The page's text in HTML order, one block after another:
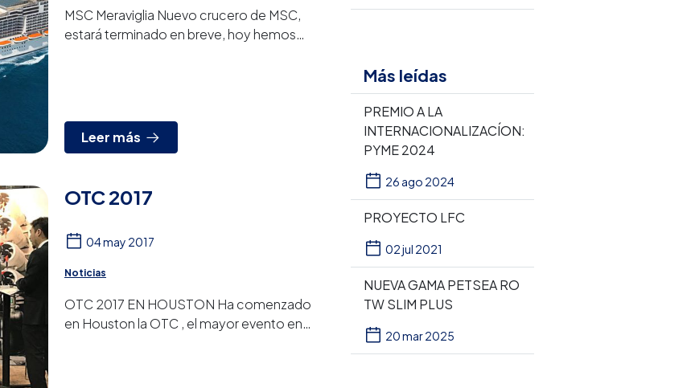
Más leídas
PREMIO A LA
INTERNACIONALIZACÍON:
PYME 2024
26 ago 2024
PROYECTO LFC
02 jul 2021
NUEVA GAMA PETSEA RO
TW SLIM PLUS
20 mar 2025
MSC Meraviglia Nuevo crucero de MSC,
estará terminado en breve, hoy hemos
Leer más
OTC 2017
04 may 2017
Noticias
OTC 2017 EN HOUSTON Ha comenzado
en Houston la OTC , el mayor evento en